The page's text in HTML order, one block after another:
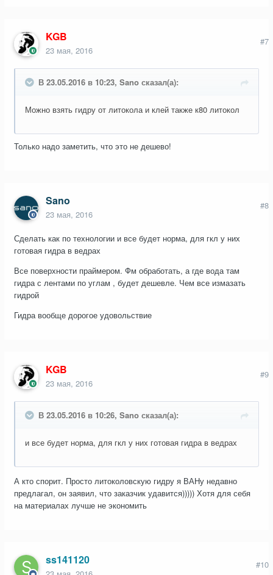
KGB
23 мая, 2016
#7
В 23.05.2016 в 10:23, Sano сказал(а):
Можно взять гидру от литокола и клей также к80 литокол
Только надо заметить, что это не дешево!
Sano
23 мая, 2016
#8
Сделать как по технологии и все будет норма, для гкл у них
готовая гидра в ведрах
Все поверхности праймером. Фм обработать, а где вода там
гидра с лентами по углам , будет дешевле. Чем все измазать
гидрой
Гидра вообще дорогое удовольствие
KGB
23 мая, 2016
#9
В 23.05.2016 в 10:26, Sano сказал(а):
и все будет норма, для гкл у них готовая гидра в ведрах
А кто спорит. Просто литоколовскую гидру я ВАНу недавно
предлагал, он заявил, что заказчик удавится))))) Хотя для себя
на материалах лучше не экономить
ss141120 #10